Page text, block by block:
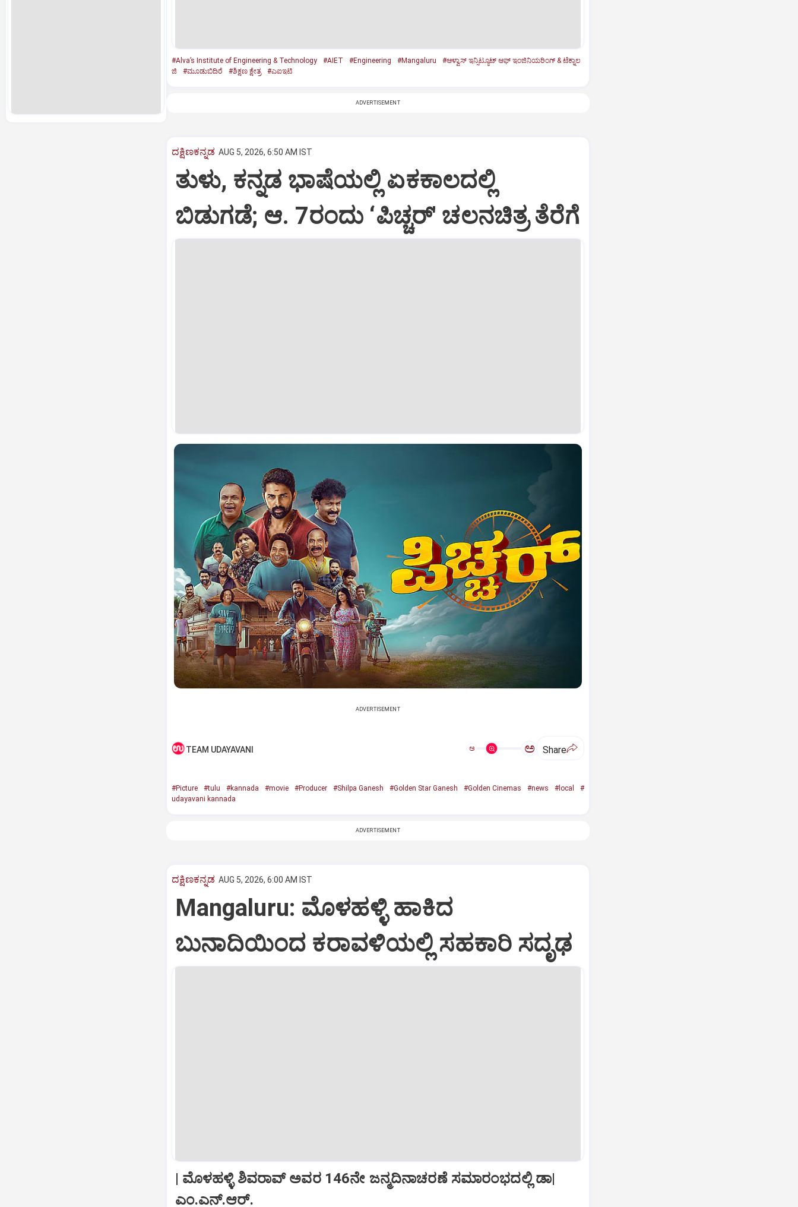
#Alva’s Institute of Engineering & Technology #AIET #Engineering #Mangaluru
#ಆಳ್ವಾಸ್‌ ಇನ್ಸಿಟ್ಯೂಟ್‌ ಆಫ್‌ ಇಂಜಿನಿಯರಿಂಗ್‌ & ಟೆಕ್ನಾಲ
ಜಿ
#ಮೂಡುಬಿದಿರೆ #ಶಿಕ್ಷಣ ಕ್ಷೇತ್ರ #ಎಐಇಟಿ
ADVERTISEMENT
ದಕ್ಷಿಣಕನ್ನಡ AUG 5, 2026, 6:50 AM IST
ತುಳು, ಕನ್ನಡ ಭಾಷೆಯಲ್ಲಿ ಏಕಕಾಲದಲ್ಲಿ
ಬಿಡುಗಡೆ; ಆ. 7ರಂದು ‘ಪಿಚ್ಚರ್‌' ಚಲನಚಿತ್ರ ತೆರೆಗೆ
ADVERTISEMENT
TEAM UDAYAVANI ಅ ಅ Share
#Picture #tulu #kannada #movie #Producer #Shilpa Ganesh #Golden Star Ganesh #Golden Cinemas #news #local
#
udayavani kannada
ADVERTISEMENT
ದಕ್ಷಿಣಕನ್ನಡ AUG 5, 2026, 6:00 AM IST
Mangaluru: ಮೊಳಹಳ್ಳಿ ಹಾಕಿದ
ಬುನಾದಿಯಿಂದ ಕರಾವಳಿಯಲ್ಲಿ ಸಹಕಾರಿ ಸದೃಢ
| ಮೊಳಹಳ್ಳಿ ಶಿವರಾವ್‌ ಅವರ 146ನೇ ಜನ್ಮದಿನಾಚರಣೆ ಸಮಾರಂಭದಲ್ಲಿ ಡಾ|
ಎಂ.ಎನ್‌.ಆರ್‌.